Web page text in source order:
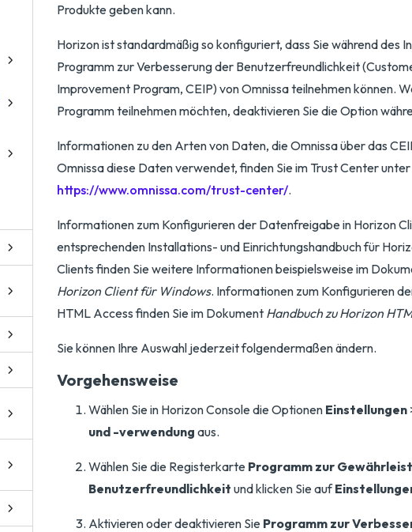
Produkte geben kann.
Horizon ist standardmäßig so konfiguriert, dass Sie während des
Programm zur Verbesserung der Benutzerfreundlichkeit
Improvement Program, CEIP) von Omnissa teilnehmen können.
Programm teilnehmen möchten, deaktivieren Sie die Option
Informationen zu den Arten von Daten, die Omnissa über das
Omnissa diese Daten verwendet, finden Sie im Trust Center unter
https://www.omnissa.com/trust-center/.
Informationen zum Konfigurieren der Datenfreigabe in Horizon
entsprechenden Installations- und Einrichtungshandbuch für
Clients finden Sie weitere Informationen beispielsweise im
Horizon Client für Windows. Informationen zum Konfigurieren
HTML Access finden Sie im Dokument Handbuch zu Horizon
Sie können Ihre Auswahl jederzeit folgendermaßen ändern.
Vorgehensweise
Wählen Sie in Horizon Console die Optionen Einstellungen
und -verwendung aus.
Wählen Sie die Registerkarte Programm zur
Benutzerfreundlichkeit und klicken Sie auf
Aktivieren oder deaktivieren Sie Programm zur